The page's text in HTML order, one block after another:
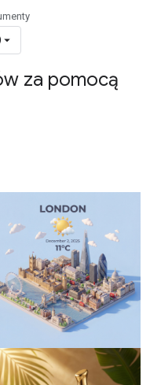
za pomocą